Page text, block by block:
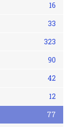
16
33
323
90
42
12
77